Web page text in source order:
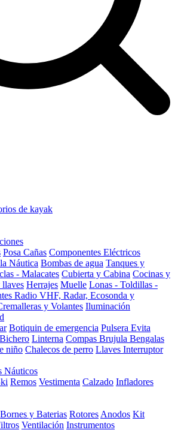
de kayak
Posa Cañas Componentes Eléctricos
Náutica Bombas de agua Tanques y
- Malacates Cubierta y Cabina Cocinas y
llaves Herrajes Muelle Lonas - Toldillas -
Radio VHF, Radar, Ecosonda y
y Volantes Iluminación
Botiquin de emergencia Pulsera Evita
Bichero Linterna Compas Brujula Bengalas
niño Chalecos de perro Llaves Interruptor
Náuticos
Remos Vestimenta Calzado Infladores
Bornes y Baterias Rotores Anodos Kit
Ventilación Instrumentos